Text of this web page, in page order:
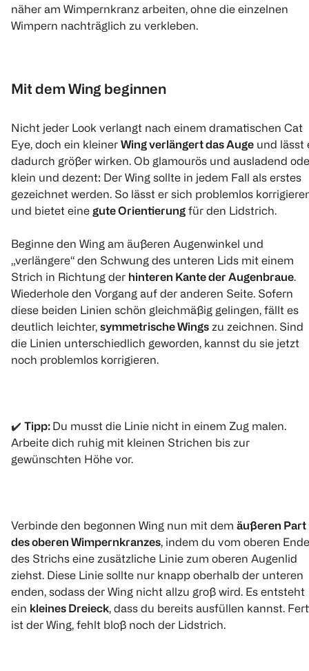
€ 1,99 € 1,99
näher am Wimpernkranz arbeiten, ohne die einzelnen
Wimpern nachträglich zu verkleben.
Mit dem Wing beginnen
Nicht jeder Look verlangt nach einem dramatischen Cat
Eye, doch ein kleiner Wing verlängert das Auge und lässt
dadurch größer wirken. Ob glamourös und ausladend
klein und dezent: Der Wing sollte in jedem Fall als erstes
gezeichnet werden. So lässt er sich problemlos
und bietet eine gute Orientierung für den Lidstrich.
Beginne den Wing am äußeren Augenwinkel und
„verlängere“ den Schwung des unteren Lids mit einem
Strich in Richtung der hinteren Kante der Augenbraue.
Wiederhole den Vorgang auf der anderen Seite. Sofern
diese beiden Linien schön gleichmäßig gelingen, fällt es
deutlich leichter, symmetrische Wings zu zeichnen. Sind
die Linien unterschiedlich geworden, kannst du sie jetzt
noch problemlos korrigieren.
✔️ Tipp: Du musst die Linie nicht in einem Zug malen.
Arbeite dich ruhig mit kleinen Strichen bis zur
gewünschten Höhe vor.
Verbinde den begonnen Wing nun mit dem äußeren Part
des oberen Wimpernkranzes, indem du vom oberen Ende
des Strichs eine zusätzliche Linie zum oberen Augenlid
ziehst. Diese Linie sollte nur knapp oberhalb der unteren
enden, sodass der Wing nicht allzu groß wird. Es entsteht
ein kleines Dreieck, dass du bereits ausfüllen kannst.
ist der Wing, fehlt bloß noch der Lidstrich.